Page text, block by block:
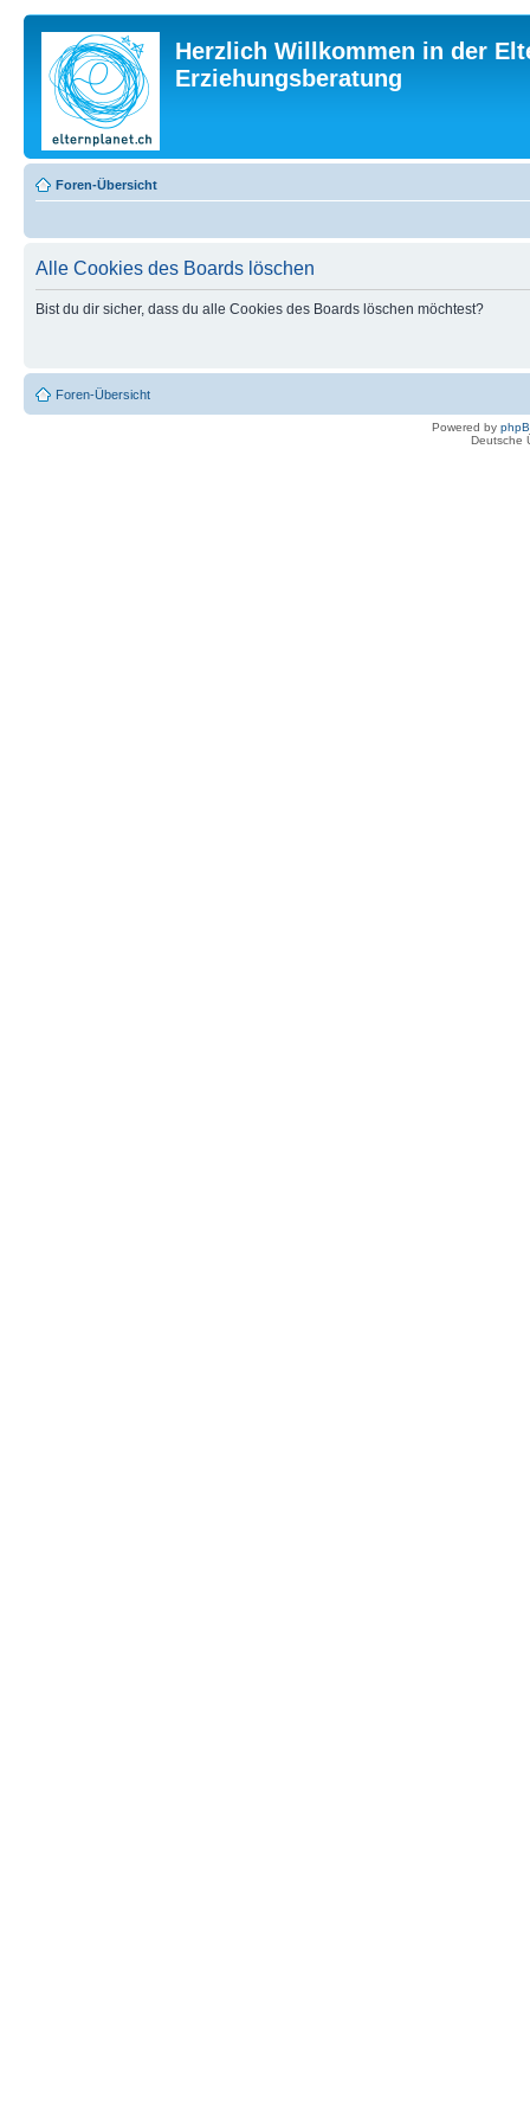
Herzlich Willkommen in der
Erziehungsberatung
Foren-Übersicht
Alle Cookies des Boards löschen
Bist du dir sicher, dass du alle Cookies des Boards löschen möchtest?
Foren-Übersicht
Powered by
Deutsche